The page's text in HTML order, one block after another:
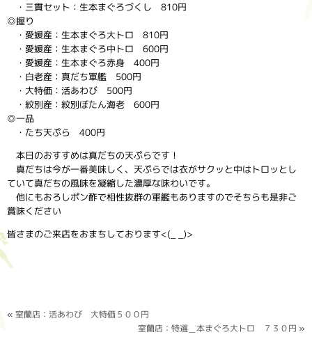
・三貫セット：生本まぐろづくし 810円
◎握り
・愛媛産：生本まぐろ大トロ 810円
・愛媛産：生本まぐろ中トロ 600円
・愛媛産：生本まぐろ赤身 400円
・白老産：真だち軍艦 500円
・大特価：活あわび 500円
・紋別産：紋別ぼたん海老 600円
◎一品
・たち天ぷら 400円
本日のおすすめは真だちの天ぷらです！
真だちは今が一番美味しく、天ぷらでは衣がサクッと中はトロッとし
ていて真だちの風味を凝縮した濃厚な味わいです。
他にもおろしポン酢で相性抜群の軍艦もありますのでそちらも是非ご
賞味ください
皆さまのご来店をおまちしております<(_ _)>
« 室蘭店：活あわび 大特価５００円
室蘭店：特選＿本まぐろ大トロ ７３０円 »